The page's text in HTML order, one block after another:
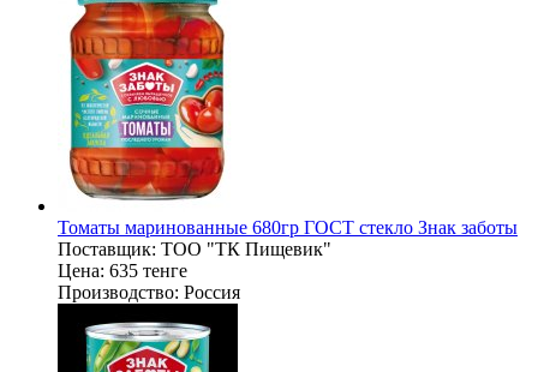
Томаты маринованные 680гр ГОСТ стекло Знак заботы
Поставщик: ТОО "ТК Пищевик"
Цена: 635 тенге
Производство: Россия